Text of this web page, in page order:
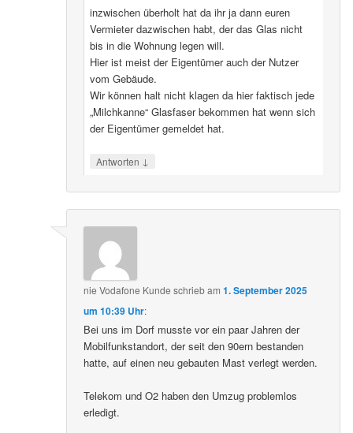
inzwischen überholt hat da ihr ja dann euren
Vermieter dazwischen habt, der das Glas nicht
bis in die Wohnung legen will.
Hier ist meist der Eigentümer auch der Nutzer
vom Gebäude.
Wir können halt nicht klagen da hier faktisch jede
„Milchkanne“ Glasfaser bekommen hat wenn sich
der Eigentümer gemeldet hat.
Antworten ↓
nie Vodafone Kunde schriebam1. September 2025
um 10:39 Uhr:
Bei uns im Dorf musste vor ein paar Jahren der
Mobilfunkstandort, der seit den 90ern bestanden
hatte, auf einen neu gebauten Mast verlegt werden.
Telekom und O2 haben den Umzug problemlos
erledigt.